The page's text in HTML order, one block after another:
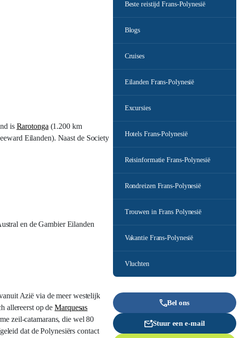
Beste reistijd Frans-Polynesië
Blogs
Cruises
Eilanden Frans-Polynesië
Excursies
Hotels Frans-Polynesië
Reisinformatie Frans-Polynesië
Rondreizen Frans-Polynesië
Trouwen in Frans Polynesië
Vakantie Frans-Polynesië
Vluchten
Bel ons
Stuur een e-mail
is Rarotonga (1.200 km
Eilanden). Naast de Society
en de Gambier Eilanden
Azië via de meer westelijk
allereerst op deMarquesas
zeil-catamarans, die wel 80
dat de Polynesiërs contact